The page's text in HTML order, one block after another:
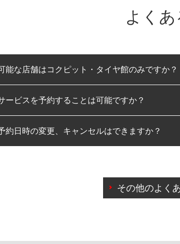
よく
能な店舗はコクピット・タイヤ館のみですか？
ット・タイヤ館のみとなります。
ービスを予約することは可能ですか？
ービスのご予約は可能です。
約日時の変更、キャンセルはできますか？
、やむを得ない事由によりご予約のキャンセル
その他のよく